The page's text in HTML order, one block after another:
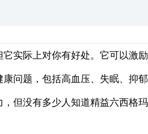
实际上对你有好处。它可以激
问题，包括高血压、失眠、抑
但没有多少人知道精益六西格